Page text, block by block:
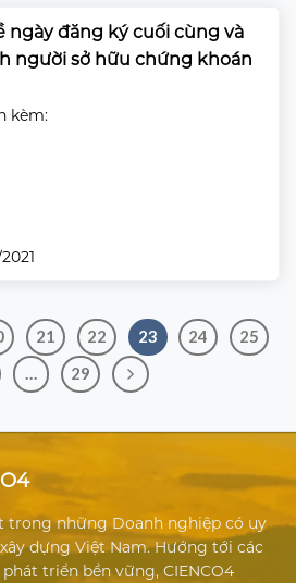
ngày đăng ký cuối cùng và
người sở hữu chứng khoán
kèm:
21 22 23 24
25
… 29
trong những Doanh nghiệp có uy
dựng Việt Nam. Hướng tới các
triển bền vững, CIENCO4